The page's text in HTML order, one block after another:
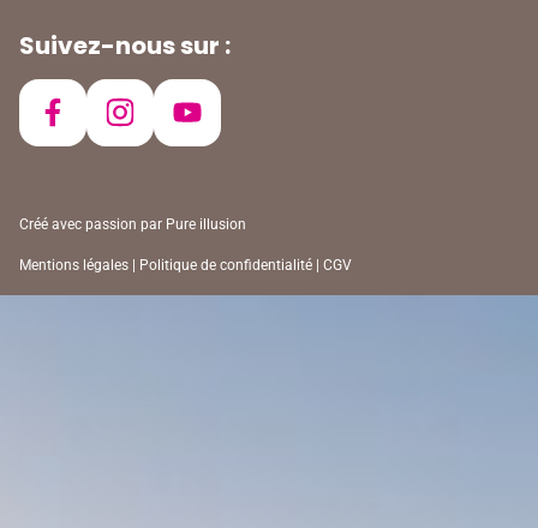
Suivez-nous sur :
Créé avec passion par Pure illusion
Mentions légales Politique de confidentialité CGV